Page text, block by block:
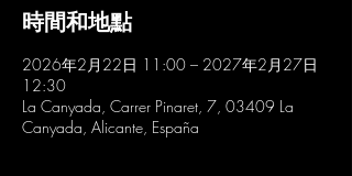
時間和地點
2026年2月22日 11:00 – 2027年2月27日
12:30
La Canyada, Carrer Pinaret, 7, 03409 La
Canyada, Alicante, España